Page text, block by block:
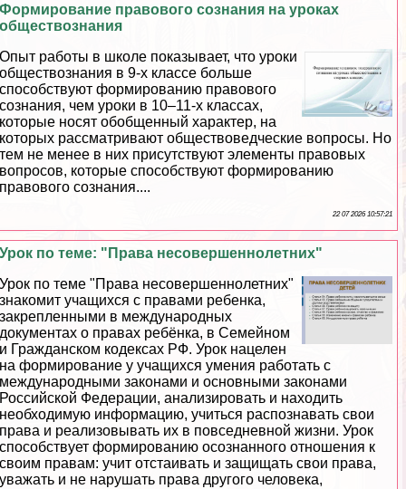
Формирование правового сознания на уроках
обществознания
Опыт работы в школе показывает, что уроки
обществознания в 9-х классе больше
способствуют формированию правового
сознания, чем уроки в 10–11-х классах,
которые носят обобщенный хаpaктер, на
которых рассматривают обществоведческие вопросы. Но
тем не менее в них присутствуют элементы правовых
вопросов, которые способствуют формированию
правового сознания....
22 07 2026 10:57:21
Урок по теме: "Права несовершеннолетних"
Урок по теме "Права несовершеннолетних"
знакомит учащихся с правами ребенка,
закрепленными в международных
документах о правах ребёнка, в Семейном
и Гражданском кодексах РФ. Урок нацелен
на формирование у учащихся умения работать с
международными законами и основными законами
Российской Федерации, анализировать и находить
необходимую информацию, учиться распознавать свои
права и реализовывать их в повседневной жизни. Урок
способствует формированию осознанного отношения к
своим правам: учит отстаивать и защищать свои права,
уважать и не нарушать права другого человека,